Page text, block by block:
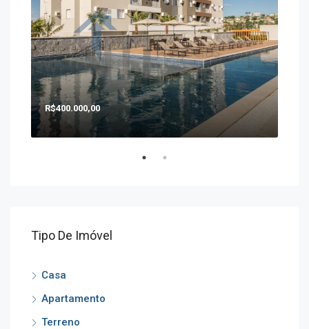
R$400.000,00
Tipo De Imóvel
Casa
Apartamento
Terreno